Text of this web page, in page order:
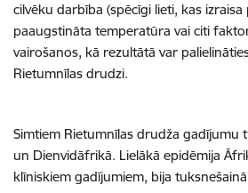
cilvēku darbība (spēcīgi lieti, kas
paaugstināta temperatūra vai citi
vairošanos, kā rezultātā var
Rietumnīlas drudzi.
Simtiem Rietumnīlas drudža gadījumu
un Dienvidāfrikā. Lielākā epidēmija
klīniskiem gadījumiem, bija